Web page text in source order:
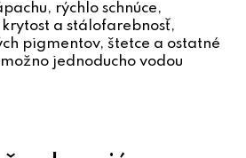
rýchlo schnúce,
a stálofarebnosť,
pigmentov, štetce a ostatné
jednoducho vodou